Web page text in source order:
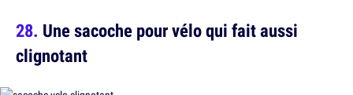
Une sacoche pour vélo qui fait aussi
clignotant